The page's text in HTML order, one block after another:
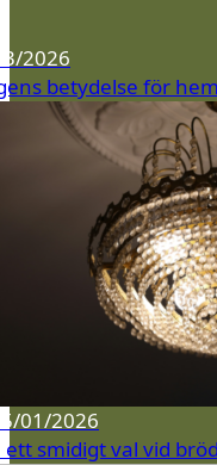
2026
betydelse för
01/2026
ett smidigt val vid